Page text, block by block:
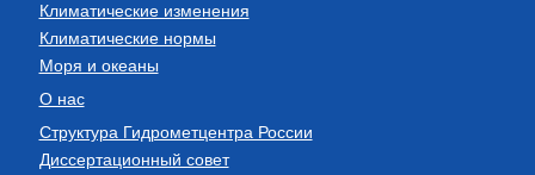
Климатические изменения
Климатические нормы
Моря и океаны
О нас
Структура Гидрометцентра России
Диссертационный совет